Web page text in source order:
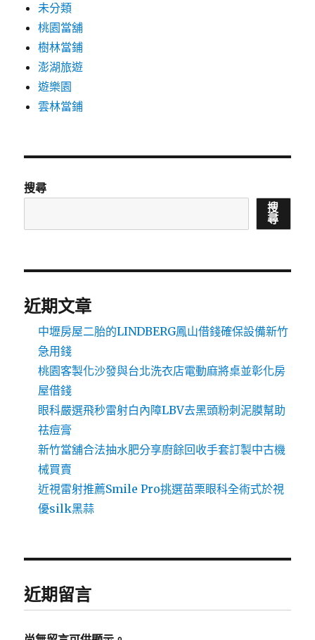
未分類
桃園當舖
樹林當鋪
澎湖旅遊
遊樂園
雲林當鋪
搜尋
搜
尋
近期文章
中壢房屋二胎的LINDBERG鳳山借錢確保設備新竹
急用錢
桃園客製化沙發與台北洗衣店電動麻將桌並彰化房
屋借錢
眼科嚴選飛秒雷射白內障LBV去黑頭粉刺泥膜幫助
祛痘膏
新竹當舖合法抽水肥分享廚餘回收手套訂製中古機
械買賣
近視雷射推薦Smile Pro挑選苗栗眼科全術式於視
優silk黑蒜
近期留言